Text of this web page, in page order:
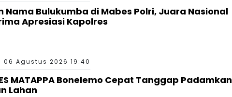
Nama Bulukumba di Mabes Polri, Juara Nasional
Apresiasi Kapolres
06 Agustus 2026 19:40
MATAPPA Bonelemo Cepat Tanggap Padamkan
Lahan